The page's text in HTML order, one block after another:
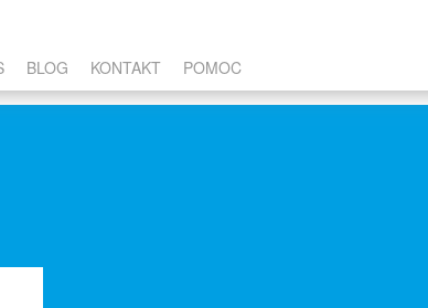
BLOG KONTAKT POMOC